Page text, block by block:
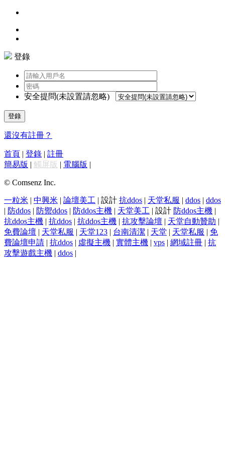
登錄
安全提問(未設置請忽略)
登錄
還沒有註冊？
首頁 | 登錄 | 註冊
簡易版 | 觸屏版 | 電腦版 |
© Comsenz Inc.
一粒米 | 中興米 | 論壇美工 | 設計 抗ddos | 天堂私服 | ddos | ddos
| 防ddos | 防禦ddos | 防ddos主機 | 天堂美工 | 設計 防ddos主機 |
抗ddos主機 | 抗ddos | 抗ddos主機 | 抗攻擊論壇 | 天堂自動贊助 |
免費論壇 | 天堂私服 | 天堂123 | 台南清潔 | 天堂 | 天堂私服 | 免
費論壇申請 | 抗ddos | 虛擬主機 | 實體主機 | vps | 網域註冊 | 抗
攻擊遊戲主機 | ddos |